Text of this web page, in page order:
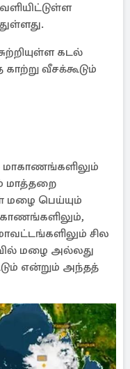
கடல்
வீசக்கூடும்
மாகாணங்களிலும்
மாத்தறை
மழை பெய்யும்
சில
மழை அல்லது
என்றும் அந்தத்